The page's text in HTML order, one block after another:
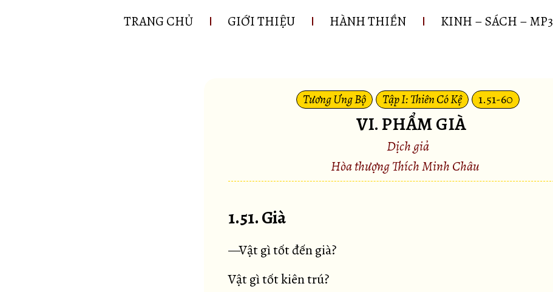
TRANG CHỦ GIỚI THIỆU HÀNH THIỀN KINH – SÁCH – MP3
Tương Ưng Bộ Tập I: Thiên Có Kệ 1.51-60
VI. PHẨM GIÀ
Dịch giả
Hòa thượng Thích Minh Châu
1.51. Già
—Vật gì tốt đến già?
Vật gì tốt kiên trú?